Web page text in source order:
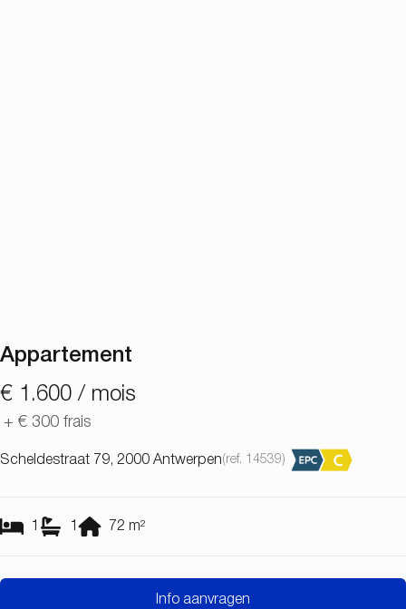
Appartement
€ 1.600 / mois
+ € 300 frais
Scheldestraat 79, 2000 Antwerpen(ref. 14539)
1 1 72 m²
Info aanvragen